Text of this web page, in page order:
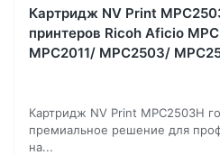
Картридж NV Print
принтеров Ricoh Aficio
MPC2011/ MPC2503/
Картридж NV Print MPC2503H
премиальное решение для
на...